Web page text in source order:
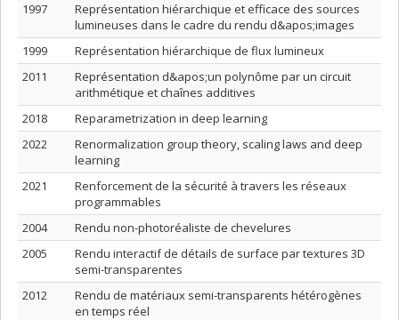
1997
Représentation hiérarchique et efficace des sources
lumineuses dans le cadre du rendu d&apos;images
1999
Représentation hiérarchique de flux lumineux
2011
Représentation d&apos;un polynôme par un circuit
arithmétique et chaînes additives
2018
Reparametrization in deep learning
2022
Renormalization group theory, scaling laws and deep
learning
2021
Renforcement de la sécurité à travers les réseaux
programmables
2004
Rendu non-photoréaliste de chevelures
2005
Rendu interactif de détails de surface par textures 3D
semi-transparentes
2012
Rendu de matériaux semi-transparents hétérogènes
en temps réel